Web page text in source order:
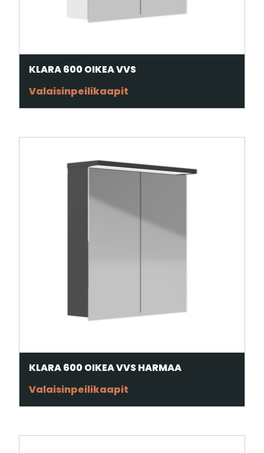
KLARA 600 OIKEA VVS
Valaisinpeilikaapit
KLARA 600 OIKEA VVS HARMAA
Valaisinpeilikaapit